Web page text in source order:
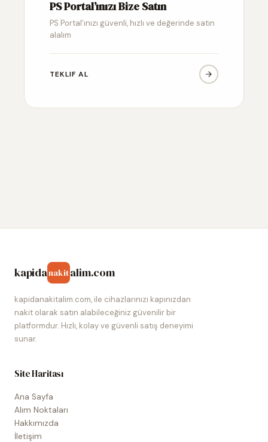
PS Portal’ınızı Bize Satın
PS Portal’ınızı güvenli, hızlı ve değerinde satın
alalım
TEKLIF AL
kapidanakitalim.com
kapidanakitalim.com, ile cihazlarınızı kapınızdan
nakit olarak satın alabileceğiniz güvenilir bir
platformdur. Hızlı, kolay ve güvenli satış deneyimi
sunar.
Site Haritası
Ana Sayfa
Alım Noktaları
Hakkımızda
İletişim